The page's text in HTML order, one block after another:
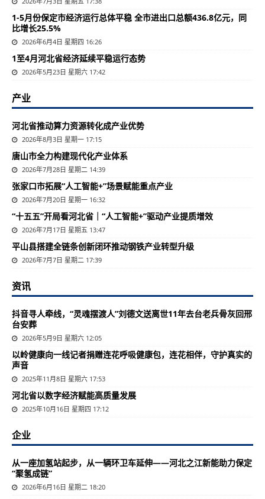
1-5月份保定市经济运行总体平稳 全市进出口总额436.8亿元，同
比增长25.5%
2026年6月4日 星期四 16:26
1至4月河北省经济延续平稳运行态势
2026年5月23日 星期六 17:42
产业
河北省推动算力资源转化成产业优势
2026年8月3日 星期一 17:15
唐山市全力构建现代化产业体系
2026年7月28日 星期二 14:39
张家口市拓展“人工智能+”场景赋能重点产业
2026年7月20日 星期一 16:32
“十五五”开局看河北省｜“人工智能+”驱动产业提质增效
2026年7月17日 星期五 13:47
平山县搭建全链条创新闭环推动钢铁产业转型升级
2026年7月7日 星期二 17:39
资讯
抖音寻人牵线，“灵魂摆渡人”刘德文送离世11年去台老兵骨灰回邢
台安葬
2026年5月9日 星期六 12:05
以岭健康向一线记者捐赠连花呼吸健康包，连花相伴，守护真实的
声音
2025年11月8日 星期六 17:53
河北省以数字经济赋能高质量发展
2025年10月16日 星期四 17:12
企业
从一座加氢站起步，从一辆环卫车延伸——河北之江新能助力保定
“聚氢成链”
2026年6月16日 星期二 18:20